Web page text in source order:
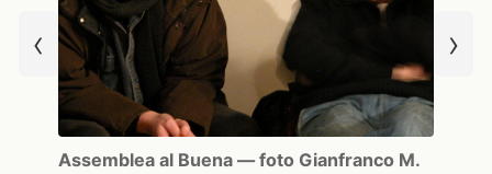
‹
Assemblea al Buena — foto Gianfranco M.
›